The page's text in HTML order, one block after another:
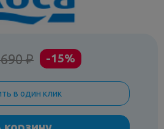
₽ -15%
в один клик